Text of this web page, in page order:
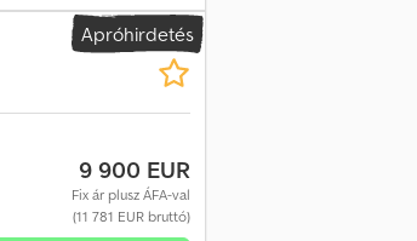
Teljesítmény: 132
Ahrea
ABS Klíma
és motorra 75 000 km
Apróhirdetés
9 900 EUR
Fix ár plusz ÁFA-val
(11 781 EUR bruttó)